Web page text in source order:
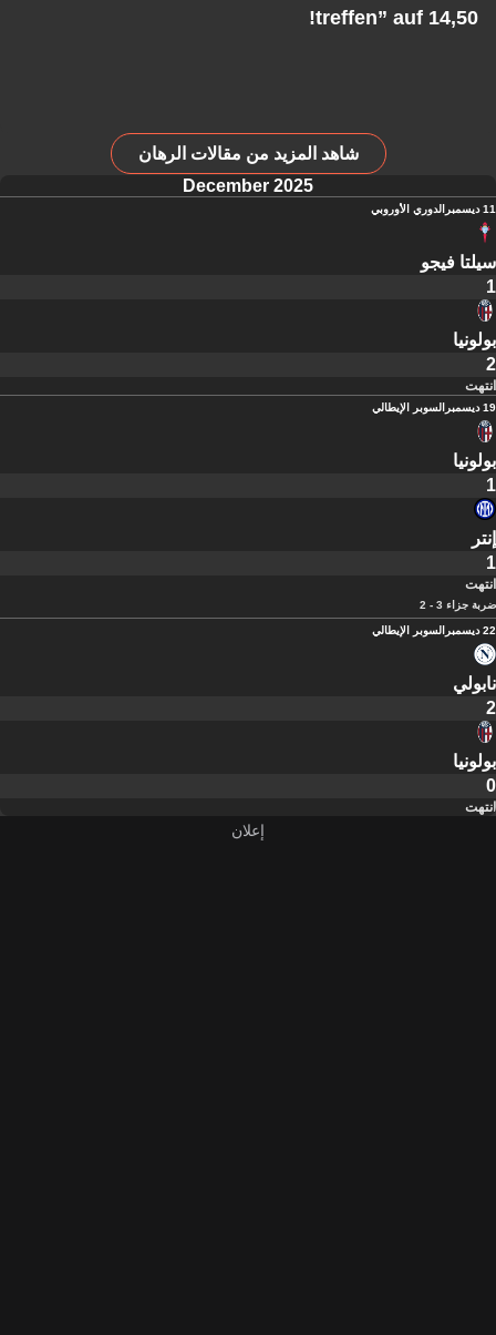
treffen” auf 14,50!
شاهد المزيد من مقالات الرهان
December 2025
11 ديسمبر الدوري الأوروبي
سيلتا فيجو
1
بولونيا
2
انتهت
19 ديسمبر السوبر الإيطالي
بولونيا
1
إنتر
1
انتهت
ضربة جزاء 3 - 2
22 ديسمبر السوبر الإيطالي
نابولي
2
بولونيا
0
انتهت